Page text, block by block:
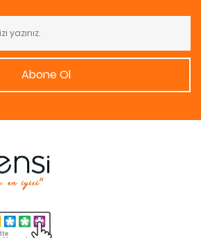
Abone Ol